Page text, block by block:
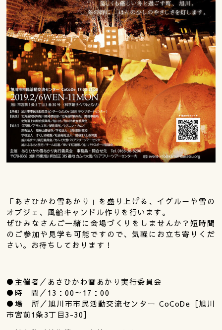
「あさひかわ雪あかり」を盛り上げる、イグルーや雪の
オブジェ、風船キャンドル作りを行います。
ぜひみなさんご一緒に会場づくりをしませんか？短時間
のご参加や見学も可能ですので、気軽にお立ち寄りくだ
さい。お待ちしております！
●主催者／あさひかわ雪あかり実行委員会
●時 間／13：00～17：00
●場 所／旭川市市民活動交流センター CoCoDe［旭川
市宮前1条3丁目3-30］